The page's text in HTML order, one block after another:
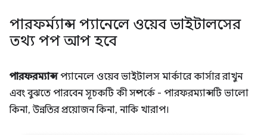
পারফর্ম্যান্স প্যানেলে ওয়েব ভাইটালসের
তথ্য পপ আপ হবে
পারফরম্যান্সপ্যানেলে ওয়েব ভাইটালস মার্কারে কার্সার রাখুন
এবং বুঝতে পারবেন সূচকটি কী সম্পর্কে - পারফরম্যান্সটি ভালো
কিনা, উন্নতির প্রয়োজন কিনা, নাকি খারাপ।